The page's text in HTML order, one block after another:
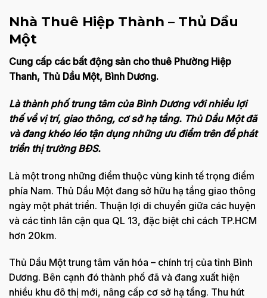
Nhà Thuê Hiệp Thành – Thủ Dầu
Một
Cung cấp các bất động sản cho thuê Phường Hiệp
Thanh, Thủ Dầu Một, Bình Dương.
Là thành phố trung tâm của Bình Dương với nhiều lợi
thế về vị trí, giao thông, cơ sở hạ tầng. Thủ Dầu Một đã
và đang khéo léo tận dụng những ưu điểm trên để phát
triển thị trường BĐS.
Là một trong những điểm thuộc vùng kinh tế trọng điểm
phía Nam. Thủ Dầu Một đang sở hữu hạ tầng giao thông
ngày một phát triển. Thuận lợi di chuyển giữa các huyện
và các tỉnh lân cận qua QL 13, đặc biệt chỉ cách TP.HCM
hơn 20km.
Thủ Dầu Một trung tâm văn hóa – chính trị của tỉnh Bình
Dương. Bên cạnh đó thành phố đã và đang xuất hiện
nhiều khu đô thị mới, nâng cấp cơ sở hạ tầng. Thu hút